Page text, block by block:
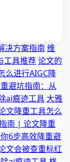
决方案指南 维
工具推荐论文的
么进行AIGC降
避坑指南：从
ai痕迹工具 大雅
文降重工具怎么
南 | 论文降重
6步高效降重避
文会被查重标红